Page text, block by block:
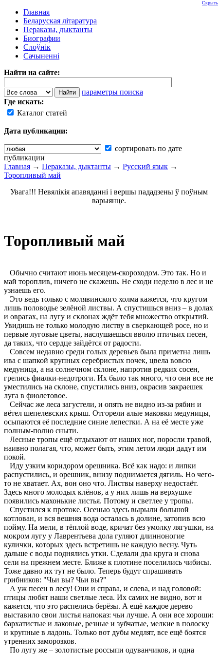
Главная
Беларуская літаратура
Пераказы, дыктанты
Биографии
Слоўнік
Сачыненні
Найти на сайте:
параметры поиска
Где искать:
Каталог статей
Дата публикации:
сортировать по дате
публикации
Скрыть
Главная → Пераказы, дыктанты → Русский язык →
Торопливый май
Увага!!! Невялікія апавяданні і вершы пададзены ў поўным
варыянце.
Торопливый май
Обычно считают июнь месяцем-скороходом. Это так. Но и
май тороплив, ничего не скажешь. Не сходи неделю в лес и не
узнаешь его.
Это ведь только с молявинского холма кажется, что кругом
лишь половодье зелёной листвы. А спустишься вниз – в долах
и оврагах, на лугу и склонах ждёт тебя множество открытий.
Увидишь не только молодую листву в сверкающей росе, но и
первые луговые цветы, наслушаешься вволю птичьих песен,
да таких, что сердце зайдётся от радости.
Совсем недавно среди голых деревьев была приметна лишь
ива с шапкой крупных серебристых почек, цвела вовсю
медуница, а на солнечном склоне, напротив редких сосен,
грелись фиалки-недотроги. Их было так много, что они все не
уместились на склоне, спустились вниз, окрасив закраешек
луга в фиолетовое.
Сейчас же леса загустели, и опять не видно из-за рябин и
вётел шепелевских крыш. Отгорели алые маковки медуницы,
осыпаются её последние синие лепестки. А на её месте уже
полным-полно сныти.
Лесные тропы ещё отдыхают от наших ног, поросли травой,
наивно полагая, что, может быть, этим летом люди дадут им
покой.
Иду узким коридором орешника. Всё как надо: и липки
распустились, и орешник, внизу поднимается дягиль. Но чего-
то не хватает. Ах, вон оно что. Листвы наверху недостаёт.
Здесь много молодых клёнов, а у них лишь на верхушке
появились махонькие листья. Потому и светлее у тропы.
Спустился к протоке. Осенью здесь вырыли большой
котлован, и вся вешняя вода осталась в долине, затопив всю
пойму. На мели, в тёплой воде, кричат без умолку лягушки, на
мокром лугу у Лаврентьева дола гуляют длинноногие
кулички, которых здесь встретишь не каждую весну. Чуть
дальше с воды поднялись утки. Сделали два круга и снова
сели на прежнем месте. Ближе к плотине поселились чибисы.
Тоже давно их тут не было. Теперь будут спрашивать
грибников: "Чьи вы? Чьи вы?"
А уж песен в лесу! Они и справа, и слева, и над головой:
птицы любят наши светлые леса. Их самих не видно, вот и
кажется, что это распелись берёзы. А ещё каждое дерево
выставило свои листья напоказ: чьи лучше. А они все хороши:
бархатистые и лаковые, резные и зубчатые, мелкие в полоску
и крупные в ладонь. Только вот дубы медлят, все ещё боятся
утренних заморозков.
По лугу же – золотистые россыпи одуванчиков, и одна